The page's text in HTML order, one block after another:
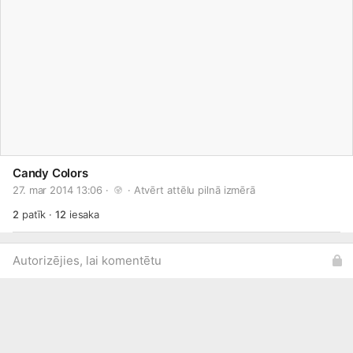
Candy Colors
27. mar 2014 13:06 · · Atvērt attēlu pilnā izmērā
2 patīk ·12 iesaka
Autorizējies, lai komentētu